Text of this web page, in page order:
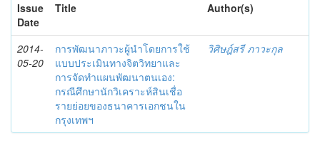
Issue
Date
Title Author(s)
2014-
05-20
การพัฒนาภาวะผู้นำโดยการใช้
แบบประเมินทางจิตวิทยาและ
การจัดทำแผนพัฒนาตนเอง:
กรณีศึกษานักวิเคราะห์สินเชื่อ
รายย่อยของธนาคารเอกชนใน
กรุงเทพฯ
วิศิษฎ์สรี ภาวะกุล